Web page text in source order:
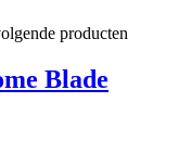
producten
Blade